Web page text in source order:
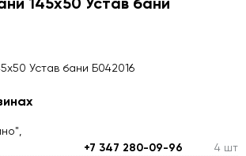
Устав бани Б042016
+7 347 280-09-96 4 шт